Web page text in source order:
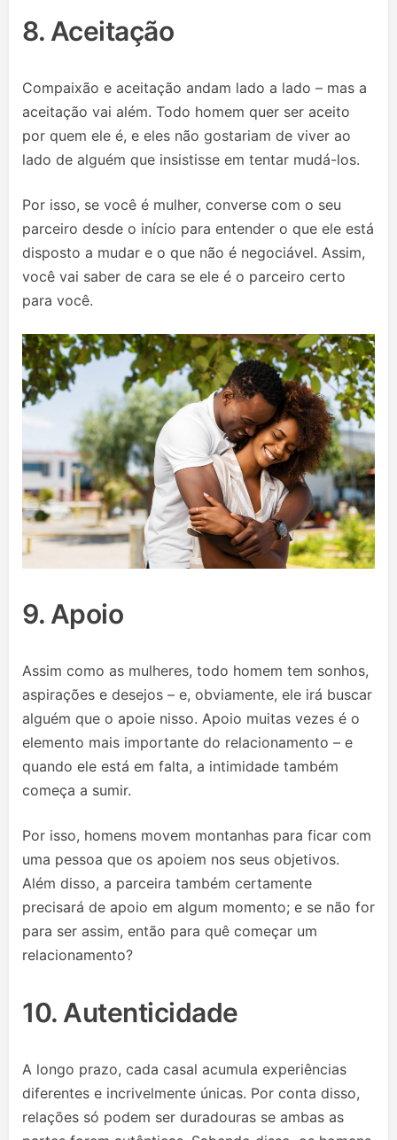
8. Aceitação
Compaixão e aceitação andam lado a lado – mas a
aceitação vai além. Todo homem quer ser aceito
por quem ele é, e eles não gostariam de viver ao
lado de alguém que insistisse em tentar mudá-los.
Por isso, se você é mulher, converse com o seu
parceiro desde o início para entender o que ele está
disposto a mudar e o que não é negociável. Assim,
você vai saber de cara se ele é o parceiro certo
para você.
9. Apoio
Assim como as mulheres, todo homem tem sonhos,
aspirações e desejos – e, obviamente, ele irá buscar
alguém que o apoie nisso. Apoio muitas vezes é o
elemento mais importante do relacionamento – e
quando ele está em falta, a intimidade também
começa a sumir.
Por isso, homens movem montanhas para ficar com
uma pessoa que os apoiem nos seus objetivos.
Além disso, a parceira também certamente
precisará de apoio em algum momento; e se não for
para ser assim, então para quê começar um
relacionamento?
10. Autenticidade
A longo prazo, cada casal acumula experiências
diferentes e incrivelmente únicas. Por conta disso,
relações só podem ser duradouras se ambas as